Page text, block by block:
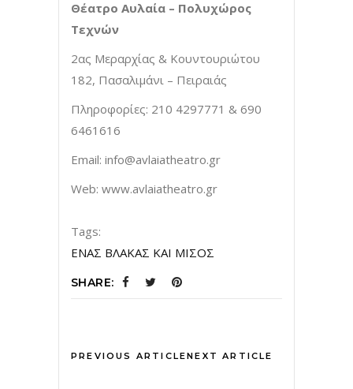
Θέατρο Αυλαία – Πολυχώρος
Τεχνών
2ας Μεραρχίας & Κουντουριώτου
182, Πασαλιμάνι – Πειραιάς
Πληροφορίες: 210 4297771 & 690
6461616
Email: info@avlaiatheatro.gr
Web: www.avlaiatheatro.gr
Tags:
ΕΝΑΣ ΒΛΑΚΑΣ ΚΑΙ ΜΙΣΟΣ
SHARE:
PREVIOUS ARTICLENEXT ARTICLE